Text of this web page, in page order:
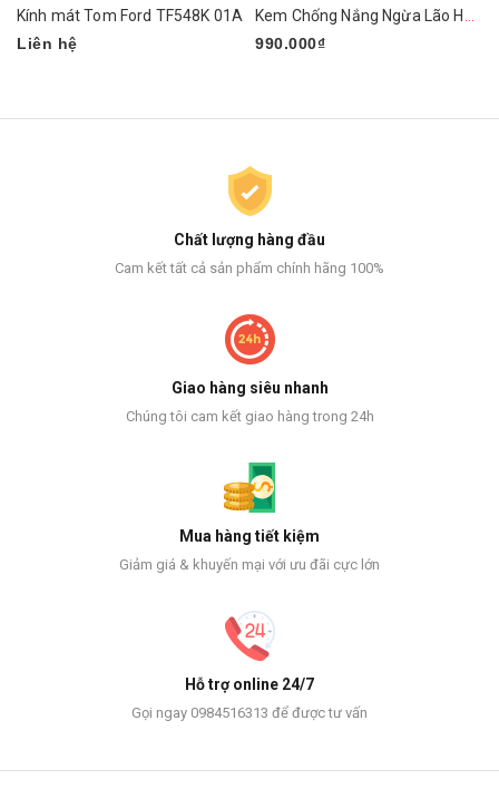
Kính mát Tom Ford TF548K 01A
Liên hệ
990.000₫
Chất lượng hàng đầu
Cam kết tất cả sản phẩm chính hãng 100%
Giao hàng siêu nhanh
Chúng tôi cam kết giao hàng trong 24h
Mua hàng tiết kiệm
Giảm giá & khuyến mại với ưu đãi cực lớn
Hỗ trợ online 24/7
Gọi ngay 0984516313 để được tư vấn